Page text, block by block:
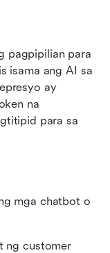
pagpipilian para
isama ang AI sa
ay
na
para sa
mga chatbot o
ng customer